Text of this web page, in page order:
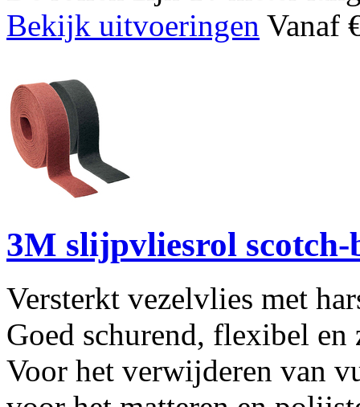
Bekijk uitvoeringen Vanaf
3M slijpvliesrol
Versterkt vezelvlies met
Goed schurend, flexibel
Voor het verwijderen van